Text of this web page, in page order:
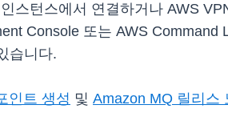
스턴스에서 연결하거나 AWS
Console 또는 AWS Command
습니다.
인트 생성 및 Amazon MQ 릴리스